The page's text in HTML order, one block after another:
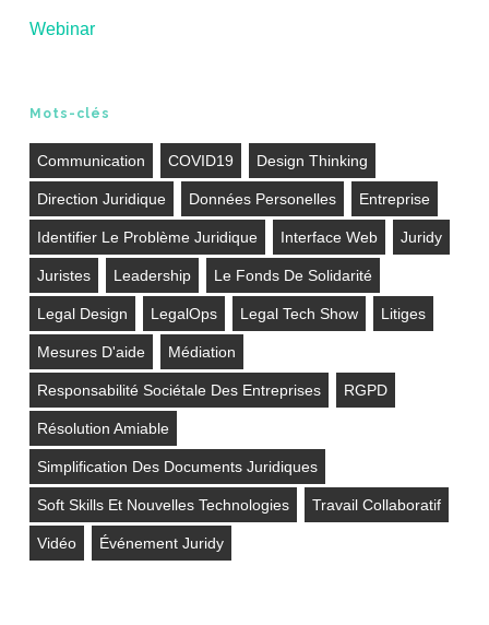
Webinar
Mots-clés
Communication COVID19 Design Thinking
Direction Juridique Données Personelles Entreprise
Identifier Le Problème Juridique Interface Web Juridy
Juristes Leadership Le Fonds De Solidarité
Legal Design LegalOps Legal Tech Show Litiges
Mesures D'aide Médiation
Responsabilité Sociétale Des Entreprises RGPD
Résolution Amiable
Simplification Des Documents Juridiques
Soft Skills Et Nouvelles Technologies Travail Collaboratif
Vidéo Événement Juridy